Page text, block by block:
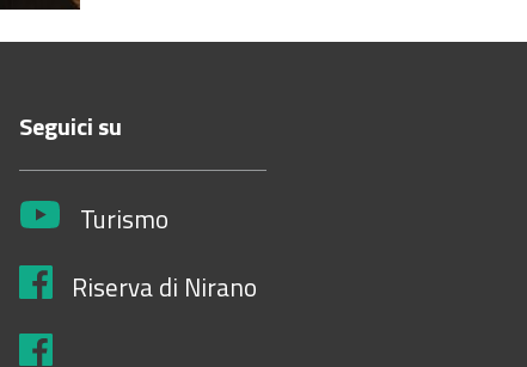
Seguici su
Turismo
Riserva di Nirano